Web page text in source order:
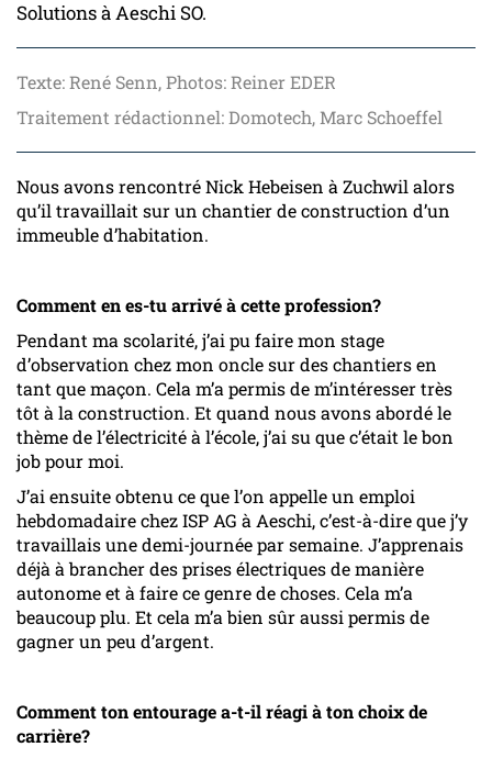
Solutions à Aeschi SO.
Texte: René Senn, Photos: Reiner EDER
Traitement rédactionnel: Domotech, Marc Schoeffel
Nous avons rencontré Nick Hebeisen à Zuchwil alors
qu’il travaillait sur un chantier de construction d’un
immeuble d’habitation.
Comment en es-tu arrivé à cette profession?
Pendant ma scolarité, j’ai pu faire mon stage
d’observation chez mon oncle sur des chantiers en
tant que maçon. Cela m’a permis de m’intéresser très
tôt à la construction. Et quand nous avons abordé le
thème de l’électricité à l’école, j’ai su que c’était le bon
job pour moi.
J’ai ensuite obtenu ce que l’on appelle un emploi
hebdomadaire chez ISP AG à Aeschi, c’est-à-dire que j’y
travaillais une demi-journée par semaine. J’apprenais
déjà à brancher des prises électriques de manière
autonome et à faire ce genre de choses. Cela m’a
beaucoup plu. Et cela m’a bien sûr aussi permis de
gagner un peu d’argent.
Comment ton entourage a-t-il réagi à ton choix de
carrière?